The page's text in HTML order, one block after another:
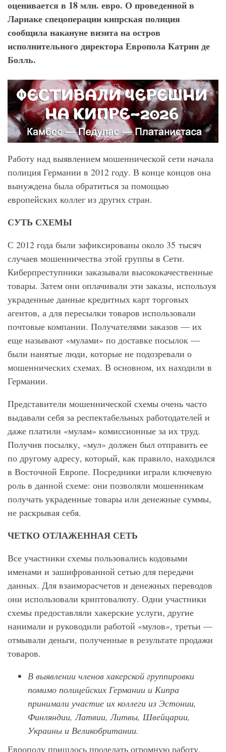
оценивается в 18 млн. евро. О проведенной в
Ларнаке спецоперации кипрская полиция
сообщила накануне визита на остров
исполнительного директора Европола Катрин де
Болль.
Работу над выявлением мошеннической сети начала
полиция Германии в 2012 году. В конце концов она
вынуждена была обратиться за помощью
европейских коллег из других стран.
СУТЬ СХЕМЫ
С 2012 года были зафиксированы около 35 тысяч
случаев мошенничества этой группы в Сети.
Киберпреступники заказывали высококачественные
товары. Затем они оплачивали эти заказы, используя
украденные данные кредитных карт торговых
агентов, а для пересылки товаров использовали
почтовые компании. Получателями заказов — их
еще называют «мулами» по доставке посылок —
были нанятые люди, которые не подозревали о
мошеннических схемах. В основном, их находили в
Германии.
Представители мошеннической схемы очень часто
выдавали себя за респектабельных работодателей и
даже платили «мулам» комиссионные за их труд.
Получив посылку, «мул» должен был отправить ее
по другому адресу, который, как правило, находился
в Восточной Европе. Посредники играли ключевую
роль в данной схеме: они позволяли мошенникам
получать украденные товары или денежные суммы,
не раскрывая себя.
ЧЕТКО ОТЛАЖЕННАЯ СЕТЬ
Все участники схемы пользовались кодовыми
именами и зашифрованной сетью для передачи
данных. Для взаиморасчетов и денежных переводов
они использовали криптовалюту. Одни участники
схемы предоставляли хакерские услуги, другие
нанимали и руководили работой «мулов», третьи —
отмывали деньги, полученные в результате продажи
товаров.
В выявлении членов хакерской группировки
помимо полицейских Германии и Кипра
принимали участие их коллеги из Эстонии,
Финляндии, Латвии, Литвы, Швейцарии,
Украины и Великобритании.
Европолу пришлось проделать огромную работу,